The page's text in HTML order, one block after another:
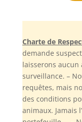
Charte de
demande
laisserons
surveillance. –
requêtes, mais
des conditions
animaux. Jamais